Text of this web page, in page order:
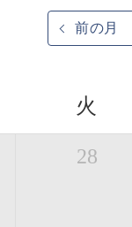
前の月
火
28